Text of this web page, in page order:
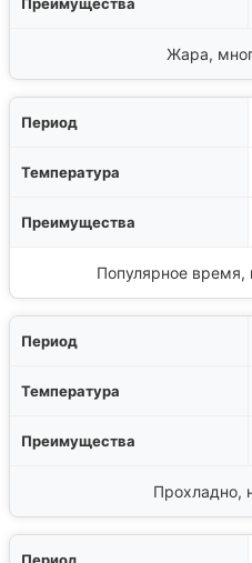
Жара,
Популярное время,
Прохладно,